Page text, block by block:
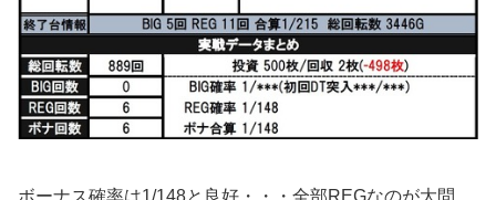
ボーナス確率は1/148と良好・・・全部REGなのが大問